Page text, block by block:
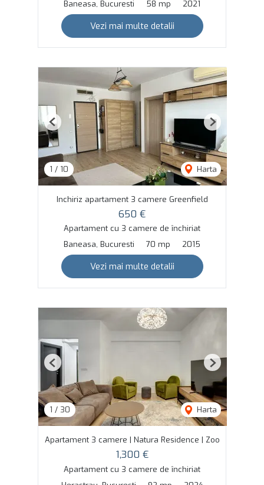
Baneasa, Bucuresti
58 mp 2021
Vezi mai multe detalii
1 / 10 Harta
Previous Next
Inchiriz apartament 3 camere Greenfield
650 €
Apartament cu 3 camere de închiriat
Baneasa, Bucuresti
70 mp 2015
Vezi mai multe detalii
1 / 30 Harta
Previous Next
Apartament 3 camere | Natura Residence | Zoo
1,300 €
Apartament cu 3 camere de închiriat